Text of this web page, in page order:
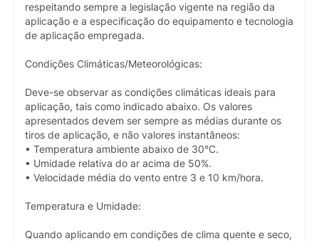
respeitando sempre a legislação vigente na região da
aplicação e a especificação do equipamento e tecnologia
de aplicação empregada.
Condições Climáticas/Meteorológicas:
Deve-se observar as condições climáticas ideais para
aplicação, tais como indicado abaixo. Os valores
apresentados devem ser sempre as médias durante os
tiros de aplicação, e não valores instantâneos:
• Temperatura ambiente abaixo de 30°C.
• Umidade relativa do ar acima de 50%.
• Velocidade média do vento entre 3 e 10 km/hora.
Temperatura e Umidade:
Quando aplicando em condições de clima quente e seco,